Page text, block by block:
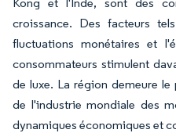
croissance. Des facteurs
fluctuations monétaires et
consommateurs stimulent
de luxe. La région demeure
de l'industrie mondiale des
dynamiques économiques et